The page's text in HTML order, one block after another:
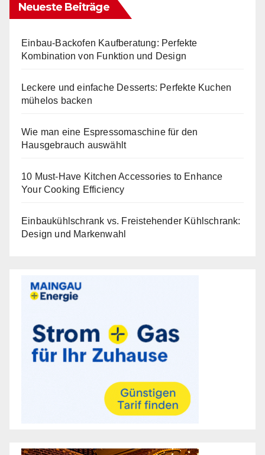
Neueste Beiträge
Einbau-Backofen Kaufberatung: Perfekte
Kombination von Funktion und Design
Leckere und einfache Desserts: Perfekte Kuchen
mühelos backen
Wie man eine Espressomaschine für den
Hausgebrauch auswählt
10 Must-Have Kitchen Accessories to Enhance
Your Cooking Efficiency
Einbaukühlschrank vs. Freistehender Kühlschrank:
Design und Markenwahl